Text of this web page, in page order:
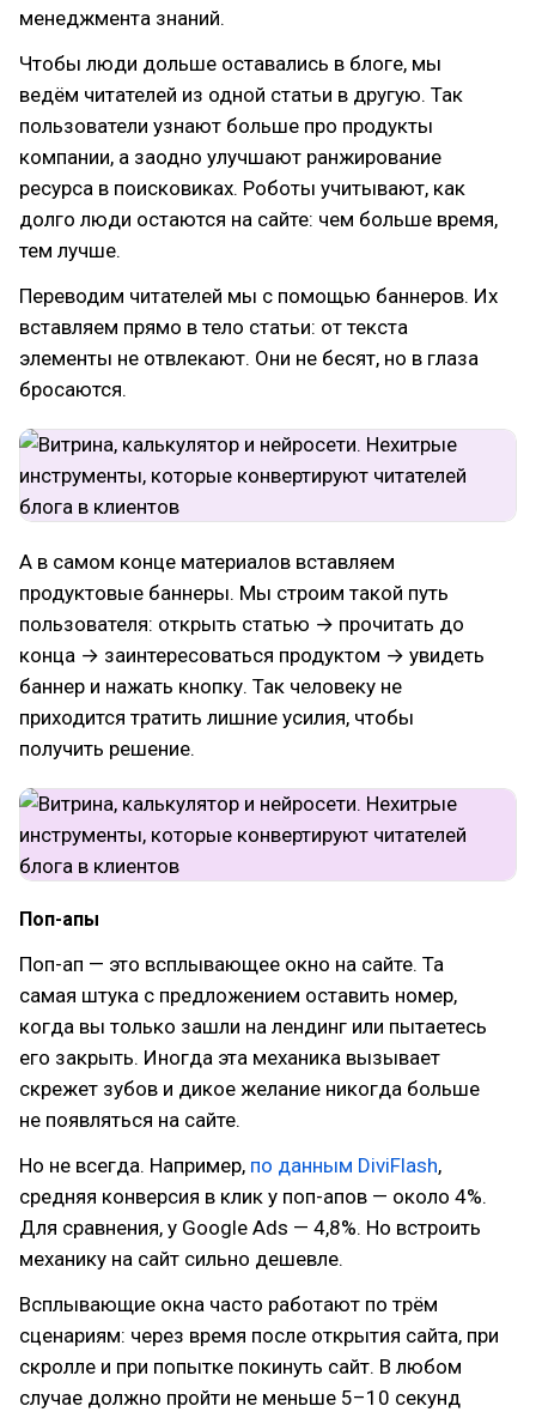
менеджмента знаний.
Чтобы люди дольше оставались в блоге, мы
ведём читателей из одной статьи в другую. Так
пользователи узнают больше про продукты
компании, а заодно улучшают ранжирование
ресурса в поисковиках. Роботы учитывают, как
долго люди остаются на сайте: чем больше время,
тем лучше.
Переводим читателей мы с помощью баннеров. Их
вставляем прямо в тело статьи: от текста
элементы не отвлекают. Они не бесят, но в глаза
бросаются.
А в самом конце материалов вставляем
продуктовые баннеры. Мы строим такой путь
пользователя: открыть статью → прочитать до
конца → заинтересоваться продуктом → увидеть
баннер и нажать кнопку. Так человеку не
приходится тратить лишние усилия, чтобы
получить решение.
Поп-апы
Поп-ап — это всплывающее окно на сайте. Та
самая штука с предложением оставить номер,
когда вы только зашли на лендинг или пытаетесь
его закрыть. Иногда эта механика вызывает
скрежет зубов и дикое желание никогда больше
не появляться на сайте.
Но не всегда. Например, по данным DiviFlash,
средняя конверсия в клик у поп-апов — около 4%.
Для сравнения, у Google Ads — 4,8%. Но встроить
механику на сайт сильно дешевле.
Всплывающие окна часто работают по трём
сценариям: через время после открытия сайта, при
скролле и при попытке покинуть сайт. В любом
случае должно пройти не меньше 5–10 секунд